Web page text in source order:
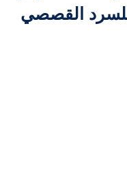
القصصي